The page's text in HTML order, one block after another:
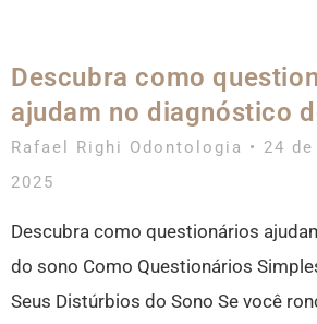
Descubra como
ajudam no diagnóstico
Rafael Righi Odontologia
24
2025
Descubra como questionários
do sono Como Questionários
Seus Distúrbios do Sono Se você